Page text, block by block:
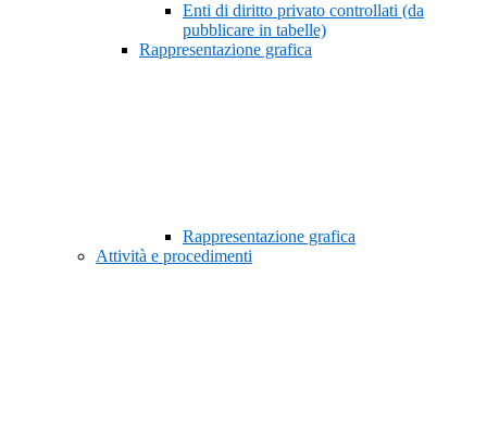
Enti di diritto privato controllati (da
pubblicare in tabelle)
Rappresentazione grafica
Rappresentazione grafica
Attività e procedimenti